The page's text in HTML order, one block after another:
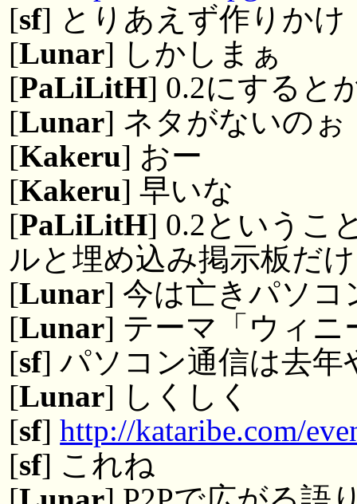
[sf] とりあえず作りかけ
[Lunar] しかしまぁ
[PaLiLitH] 0.2にすると
[Lunar] ネタがないのぉ
[Kakeru] おー
[Kakeru] 早いな
[PaLiLitH] 0.2というこ
ルと埋め込み掲示板だ
[Lunar] 今は亡きパソコ
[Lunar] テーマ「ウィニ
[sf] パソコン通信は去年
[Lunar] しくしく
[sf]http://kataribe.com/
[sf] これね